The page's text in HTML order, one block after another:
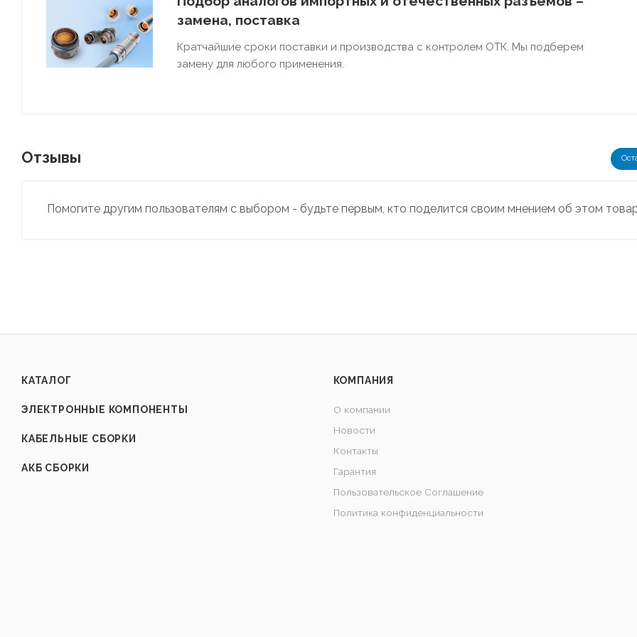
замена, поставка
Кратчайшие сроки поставки и производства с контролем ОТК. Мы подберем
замену для любого применения.
Отзывы
Помогите другим пользователям с выбором - будьте первым, кто поделится своим мнением об этом
КАТАЛОГ
ЭЛЕКТРОННЫЕ КОМПОНЕНТЫ
КАБЕЛЬНЫЕ СБОРКИ
АКБ СБОРКИ
КОМПАНИЯ
О компании
Новости
Контакты
Гарантия
Пользовательское Соглашение
Политика конфиденциальности